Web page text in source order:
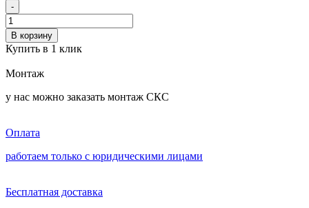
-
В корзину
Купить в 1 клик
Монтаж
у нас можно заказать монтаж СКС
Оплата
работаем только с юридическими лицами
Бесплатная доставка